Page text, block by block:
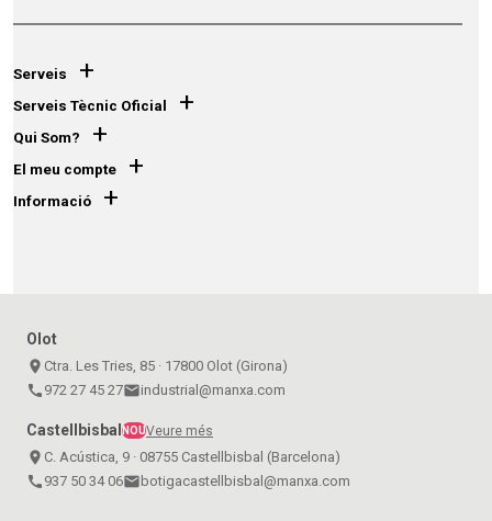
Serveis +
Serveis Tècnic Oficial +
Qui Som? +
El meu compte +
Informació +
Olot
place Ctra. Les Tries, 85 · 17800 Olot (Girona)
call 972 27 45 27emailindustrial@manxa.com
Castellbisbal NOUVeure més
place C. Acústica, 9 · 08755 Castellbisbal (Barcelona)
call 937 50 34 06email botigacastellbisbal@manxa.com